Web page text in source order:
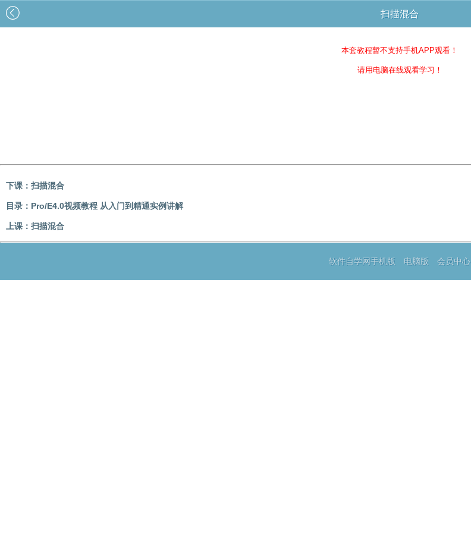
扫描混合
本套教程暂不支持手机APP观看！
请用电脑在线观看学习！
下课： 扫描混合
目录： Pro/E4.0视频教程 从入门到精通实例讲解
上课： 扫描混合
软件自学网手机版 电脑版 会员中心